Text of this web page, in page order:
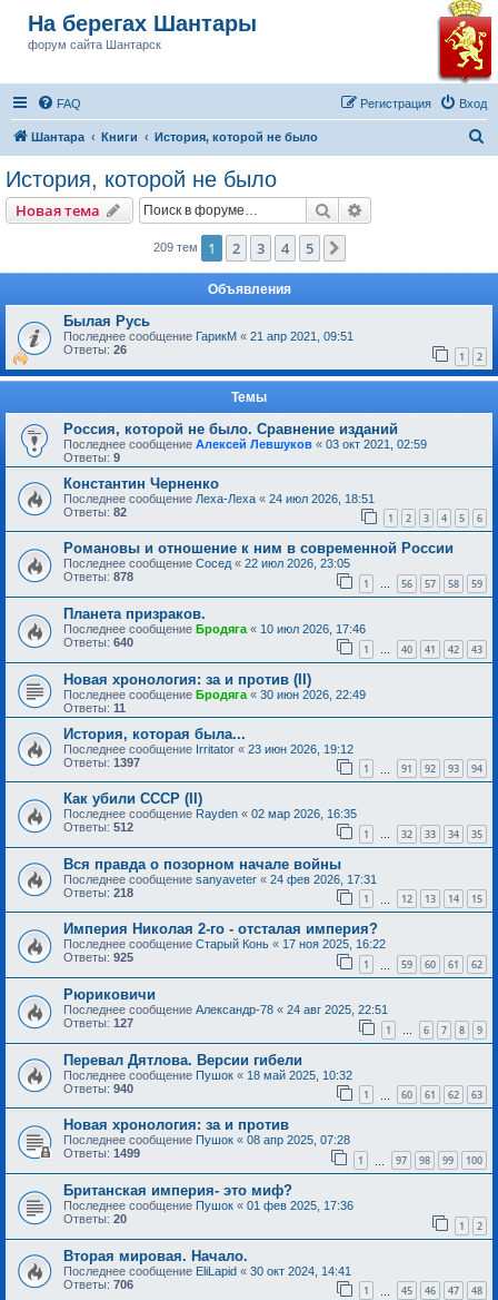
На берегах Шантары
форум сайта Шантарск
FAQ Вход
Регистрация
Шантара Книги История, которой не было
История, которой не было
Новая тема Поиск
209 тем 1 2 3 4 5
Объявления
Былая Русь
Последнее сообщение ГарикМ « 21 апр 2021, 09:51
Ответы: 26 1 2
Темы
Россия, которой не было. Сравнение изданий
Последнее сообщение Алексей Левшуков « 03 окт 2021, 02:59
Ответы: 9
Константин Черненко
Последнее сообщение Леха-Леха « 24 июл 2026, 18:51
Ответы: 82 1 2 3 4 5 6
Романовы и отношение к ним в современной России
Последнее сообщение Сосед « 22 июл 2026, 23:05
Ответы: 878 1 … 56 57 58 59
Планета призраков.
Последнее сообщение Бродяга « 10 июл 2026, 17:46
Ответы: 640 1 … 40 41 42 43
Новая хронология: за и против (II)
Последнее сообщение Бродяга « 30 июн 2026, 22:49
Ответы: 11
История, которая была...
Последнее сообщение Irritator « 23 июн 2026, 19:12
Ответы: 1397 1 91 92 93 94
Как убили СССР (II)
Последнее сообщение Rayden « 02 мар 2026, 16:35
Ответы: 512 1 … 32 33 34 35
Вся правда о позорном начале войны
Последнее сообщение sanyaveter « 24 фев 2026, 17:31
Ответы: 218 1 12 13 14 15
Империя Николая 2-го - отсталая империя?
Последнее сообщение Старый Конь « 17 ноя 2025, 16:22
Ответы: 925 1 59 60 61 62
Рюриковичи
Последнее сообщение Александр-78 « 24 авг 2025, 22:51
Ответы: 127 1 … 6 7 8 9
Перевал Дятлова. Версии гибели
Последнее сообщение Пушок « 18 май 2025, 10:32
Ответы: 940 1 60 61 62 63
Новая хронология: за и против
Последнее сообщение Пушок « 08 апр 2025, 07:28
Ответы: 1499 1 97 98 99 100
Британская империя- это миф?
Последнее сообщение Пушок « 01 фев 2025, 17:36
Ответы: 20 1 2
Вторая мировая. Начало.
Последнее сообщение EliLapid « 30 окт 2024, 14:41
Ответы: 706 1 45 46 47 48